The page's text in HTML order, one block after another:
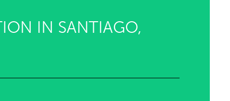
IN SANTIAGO,